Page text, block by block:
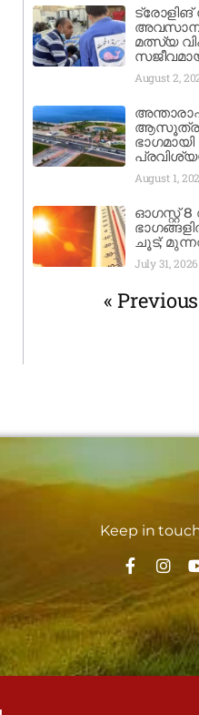
ട്രോളിങ്
മത്സ്യ
August 2,
August 1,
ഓഗസ്റ്റ്
ചൂട്;
July 31,
« Previous
Keep in